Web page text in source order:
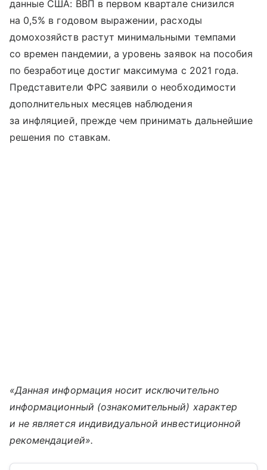
данные США: ВВП в первом квартале снизился
на 0,5% в годовом выражении, расходы
домохозяйств растут минимальными темпами
со времен пандемии, а уровень заявок на пособия
по безработице достиг максимума с 2021 года.
Представители ФРС заявили о необходимости
дополнительных месяцев наблюдения
за инфляцией, прежде чем принимать дальнейшие
решения по ставкам.
«Данная информация носит исключительно
информационный (ознакомительный) характер
и не является индивидуальной инвестиционной
рекомендацией».